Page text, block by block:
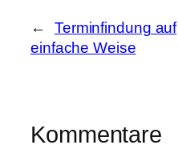
←
Terminfindung auf
einfache Weise
Kommentare